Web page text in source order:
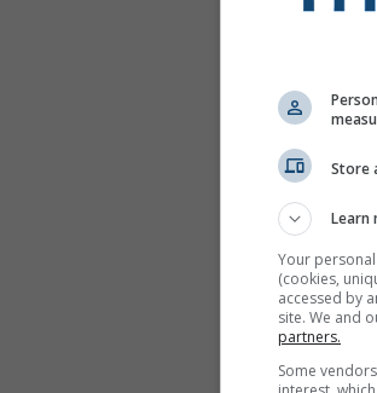
Store
Learn
Your
(cookies,
accessed by
site. We and
partners.
Some